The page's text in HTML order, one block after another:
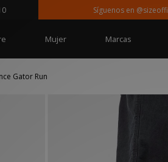
Síguenos en @sizeofficiales
Mujer Marcas
Gator Run